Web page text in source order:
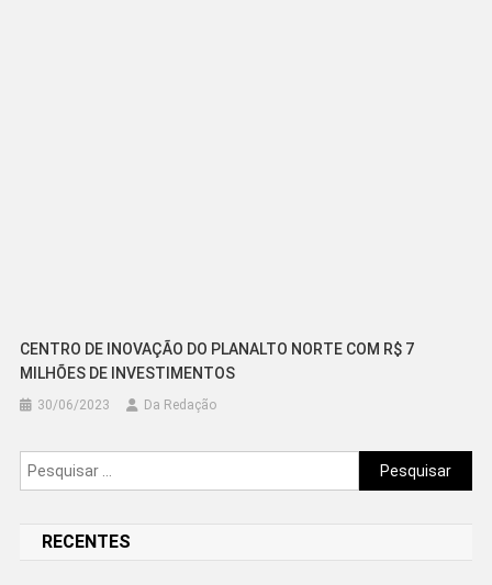
CENTRO DE INOVAÇÃO DO PLANALTO NORTE COM R$ 7
MILHÕES DE INVESTIMENTOS
30/06/2023 Da Redação
Pesquisar
por:
RECENTES